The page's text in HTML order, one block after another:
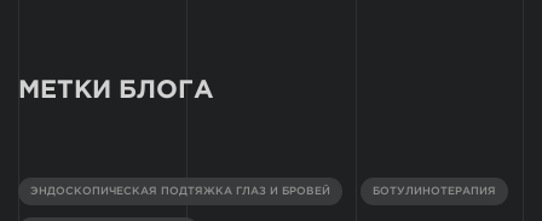
МЕТКИ БЛОГА
ЭНДОСКОПИЧЕСКАЯ ПОДТЯЖКА ГЛАЗ И БРОВЕЙ БОТУЛИНОТЕРАПИЯ